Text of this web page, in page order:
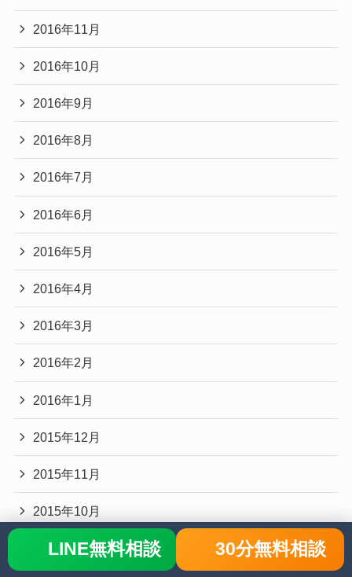
2016年11月
2016年10月
2016年9月
2016年8月
2016年7月
2016年6月
2016年5月
2016年4月
2016年3月
2016年2月
2016年1月
2015年12月
2015年11月
2015年10月
2015年9月
LINE無料相談 30分無料相談